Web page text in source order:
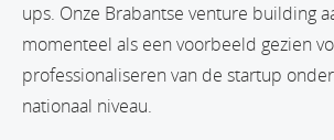
ups. Onze Brabantse venture building
momenteel als een voorbeeld gezien
professionaliseren van de startup
nationaal niveau.